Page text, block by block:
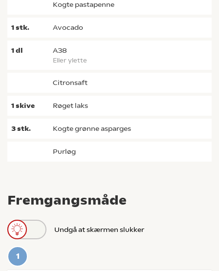
Fremgangsmåde
Undgå at skærmen slukker
kogte pastapenne
1stk. avocado
1dl A38
eller ylette
citronsaft
1skive røget laks
3stk. kogte grønne asparges
purløg